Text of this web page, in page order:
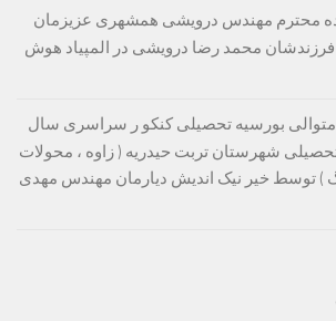
محترم مهندس درویشی همشهری عزیزمان
محمد رضا درویشی در المپیاد هوش
بورسیه تحصیلی کنکو ر سراسری سال
تحصیلی شهرستان تربت حیدریه ( زاوه ، محولات
) توسط خیر نیک اندیش دیارمان مهندس مهدی